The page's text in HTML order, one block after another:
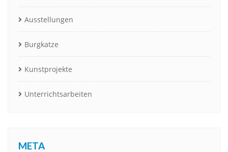
Ausstellungen
Burgkatze
Kunstprojekte
Unterrichtsarbeiten
META